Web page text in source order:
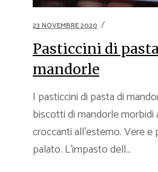
23 NOVEMBRE 2020
Pasticcini di
mandorle
I pasticcini di pasta di
biscotti di mandorle morbidi
croccanti all’esterno. Vere
palato. L’impasto dell...